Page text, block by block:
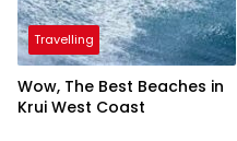
Travelling
Wow, The Best Beaches in
Krui West Coast